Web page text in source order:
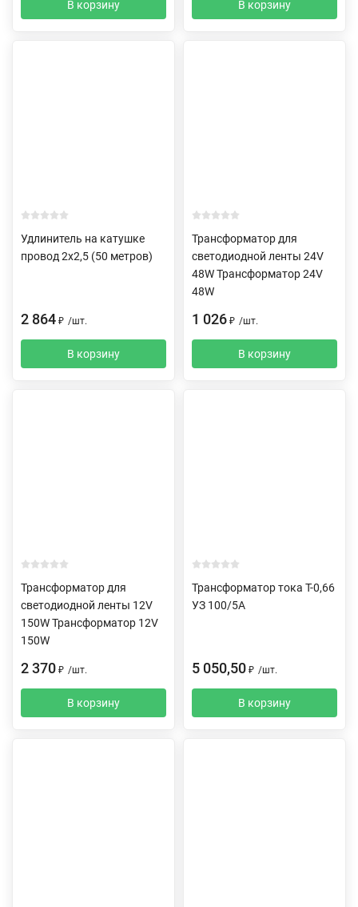
В корзину В корзину
Удлинитель на катушке
провод 2х2,5 (50 метров)
2 864 ₽ /шт.
В корзину
Трансформатор для
светодиодной ленты 24V
48W Трансформатор 24V
48W
1 026 ₽ /шт.
В корзину
Трансформатор для
светодиодной ленты 12V
150W Трансформатор 12V
150W
2 370 ₽ /шт.
В корзину
Трансформатор тока Т-0,66
УЗ 100/5А
5 050,50 ₽ /шт.
В корзину